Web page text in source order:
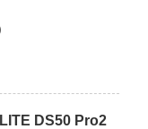
DS50 Pro2